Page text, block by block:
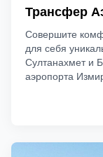
Трансфер
Совершите
для себя
Султанахмет и
аэропорта